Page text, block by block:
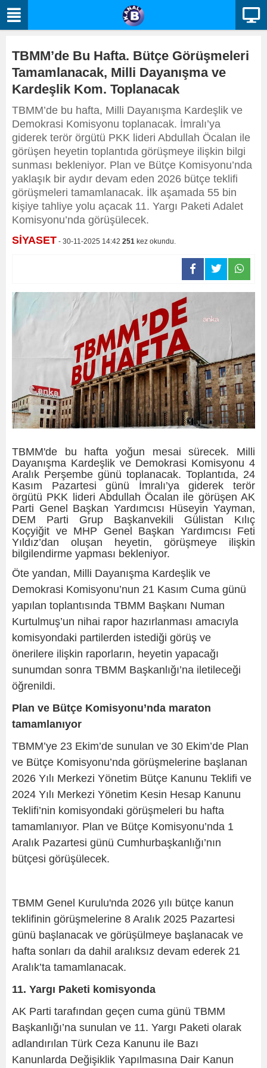
TBMM’de Bu Hafta. Bütçe Görüşmeleri
Tamamlanacak, Milli Dayanışma ve
Kardeşlik Kom. Toplanacak
TBMM’de bu hafta, Milli Dayanışma Kardeşlik ve
Demokrasi Komisyonu toplanacak. İmralı’ya
giderek terör örgütü PKK lideri Abdullah Öcalan ile
görüşen heyetin toplantıda görüşmeye ilişkin bilgi
sunması bekleniyor. Plan ve Bütçe Komisyonu’nda
yaklaşık bir aydır devam eden 2026 bütçe teklifi
görüşmeleri tamamlanacak. İlk aşamada 55 bin
kişiye tahliye yolu açacak 11. Yargı Paketi Adalet
Komisyonu’nda görüşülecek.
SİYASET - 30-11-2025 14:42 251 kez okundu.
TBMM'de bu hafta yoğun mesai sürecek. Milli
Dayanışma Kardeşlik ve Demokrasi Komisyonu 4
Aralık Perşembe günü toplanacak. Toplantıda, 24
Kasım Pazartesi günü İmralı’ya giderek terör
örgütü PKK lideri Abdullah Öcalan ile görüşen AK
Parti Genel Başkan Yardımcısı Hüseyin Yayman,
DEM Parti Grup Başkanvekili Gülistan Kılıç
Koçyiğit ve MHP Genel Başkan Yardımcısı Feti
Yıldız’dan oluşan heyetin, görüşmeye ilişkin
bilgilendirme yapması bekleniyor.
Öte yandan, Milli Dayanışma Kardeşlik ve
Demokrasi Komisyonu’nun 21 Kasım Cuma günü
yapılan toplantısında TBMM Başkanı Numan
Kurtulmuş’un nihai rapor hazırlanması amacıyla
komisyondaki partilerden istediği görüş ve
önerilere ilişkin raporların, heyetin yapacağı
sunumdan sonra TBMM Başkanlığı’na iletileceği
öğrenildi.
Plan ve Bütçe Komisyonu’nda maraton
tamamlanıyor
TBMM’ye 23 Ekim’de sunulan ve 30 Ekim’de Plan
ve Bütçe Komisyonu’nda görüşmelerine başlanan
2026 Yılı Merkezi Yönetim Bütçe Kanunu Teklifi ve
2024 Yılı Merkezi Yönetim Kesin Hesap Kanunu
Teklifi’nin komisyondaki görüşmeleri bu hafta
tamamlanıyor. Plan ve Bütçe Komisyonu’nda 1
Aralık Pazartesi günü Cumhurbaşkanlığı’nın
bütçesi görüşülecek.
TBMM Genel Kurulu'nda 2026 yılı bütçe kanun
teklifinin görüşmelerine 8 Aralık 2025 Pazartesi
günü başlanacak ve görüşülmeye başlanacak ve
hafta sonları da dahil aralıksız devam ederek 21
Aralık’ta tamamlanacak.
11. Yargı Paketi komisyonda
AK Parti tarafından geçen cuma günü TBMM
Başkanlığı’na sunulan ve 11. Yargı Paketi olarak
adlandırılan Türk Ceza Kanunu ile Bazı
Kanunlarda Değişiklik Yapılmasına Dair Kanun